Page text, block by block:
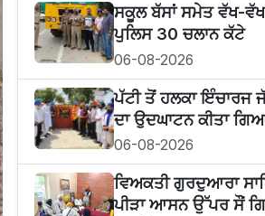
ਸਕੂਲ ਬੱਸਾਂ ਸਮੇਤ ਵੱਖ-ਵੱਖ
ਪੁਲਿਸ 30 ਚਲਾਨ ਕੱਟੇ
06-08-2026
ਪੱਟੀ ਤੋਂ ਹਲਕਾ ਇੰਚਾਰਜ
ਦਾ ਉਦਘਾਟਨ ਕੀਤਾ
06-08-2026
ਵਿਅਕਤੀ ਗੁਰਦੁਆਰਾ
ਪੀੜਾ ਆਸਨ ਉੱਪਰ ਸੌਂ